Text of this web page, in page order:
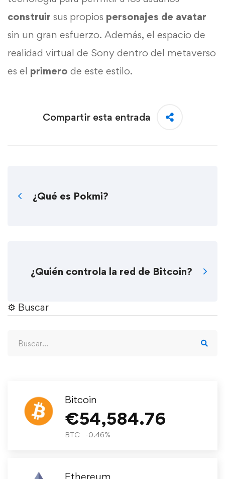
construir sus propios personajes de avatar
sin un gran esfuerzo. Además, el espacio de
realidad virtual de Sony dentro del metaverso
es el primero de este estilo.
Compartir esta entrada
¿Qué es Pokmi?
¿Quién controla la red de Bitcoin?
⚙︎ Buscar
Bitcoin
€54,584.76
BTC -0.46%
Ethereum